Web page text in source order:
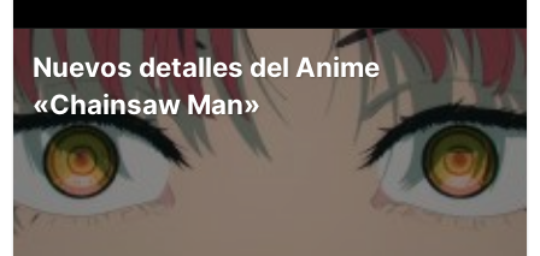
Nuevos detalles del Anime
«Chainsaw Man»